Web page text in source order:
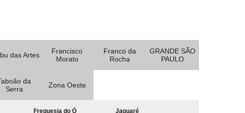
das Artes
Francisco
Morato
Franco da
Rocha
GRANDE SÃO
PAULO
da
Serra
Zona Oeste
Freguesia do Ó Jaguaré